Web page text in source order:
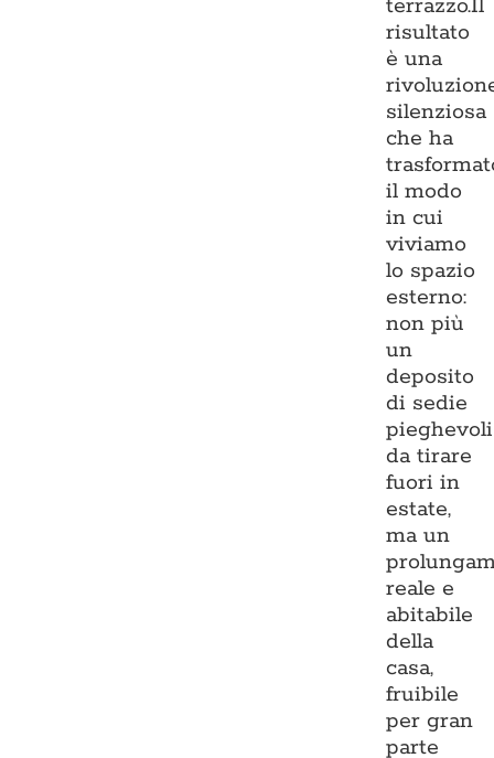
terrazzo.Il
risultato
è una
silenziosa
che ha
il modo
in cui
viviamo
lo spazio
esterno:
non più
un
deposito
di sedie
pieghevoli
da tirare
fuori in
estate,
ma un
reale e
abitabile
della
casa,
fruibile
per gran
parte